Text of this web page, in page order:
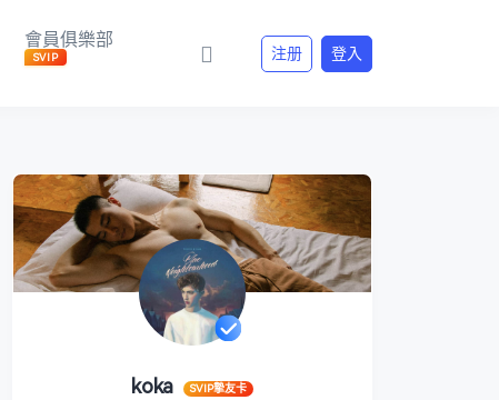
會員俱樂部
SVIP 注册 登入
koka SVIP摯友卡